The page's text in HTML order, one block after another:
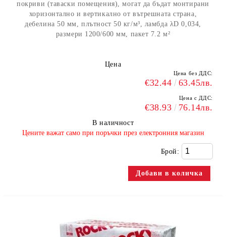
покриви (таваски помещения), могат да бъдат монтирани
хоризонтално и вертикално от вътрешната страна,
дебелина 50 мм, плътност 50 кг/м³, ламбда λD 0,034,
размери 1200/600 мм, пакет 7.2 м²
Цена
Цена без ДДС:
€32.44 63.45лв.
Цена с ДДС:
€38.93 76.14лв.
В наличност
​Цените важат само при поръчки през електронния магазин
Брой: